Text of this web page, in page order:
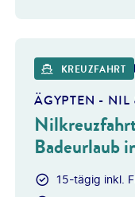
KREUZFAHRT
ÄGYPTEN - NIL
Badeurlaub
15-tägig inkl.